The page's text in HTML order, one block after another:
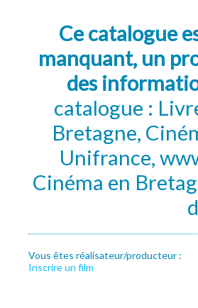
Ce catalogue
manquant, un
des
catalogue :
Bretagne,
Unifrance,
Cinéma en
Vous êtes réalisateur/producteur :
Inscrire un film